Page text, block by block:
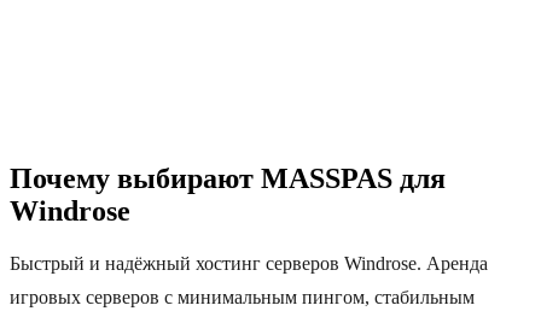
Почему выбирают MASSPAS для
Windrose
Быстрый и надёжный хостинг серверов Windrose. Аренда
игровых серверов с минимальным пингом, стабильным